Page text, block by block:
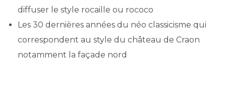
diffuser le style rocaille ou rococo
Les 30 dernières années du néo classicisme qui
correspondent au style du château de Craon
notamment la façade nord